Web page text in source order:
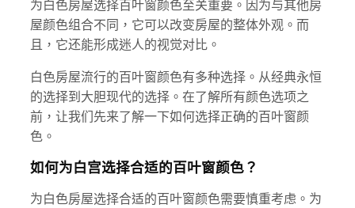
为白色房屋选择百叶窗颜色至关重要。因为与其他房
屋颜色组合不同，它可以改变房屋的整体外观。而
且，它还能形成迷人的视觉对比。
白色房屋流行的百叶窗颜色有多种选择。从经典永恒
的选择到大胆现代的选择。在了解所有颜色选项之
前，让我们先来了解一下如何选择正确的百叶窗颜
色。
如何为白宫选择合适的百叶窗颜色？
为白色房屋选择合适的百叶窗颜色需要慎重考虑。为